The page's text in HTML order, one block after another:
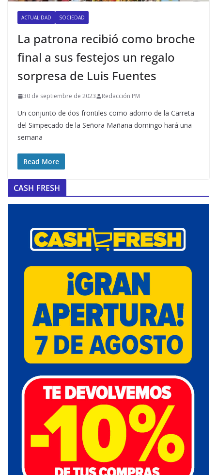
ACTUALIDAD SOCIEDAD
La patrona recibió como broche
final a sus festejos un regalo
sorpresa de Luis Fuentes
30 de septiembre de 2023 Redacción PM
Un conjunto de dos frontiles como adorno de la Carreta
del Simpecado de la Señora Mañana domingo hará una
semana
Read More
CASH FRESH